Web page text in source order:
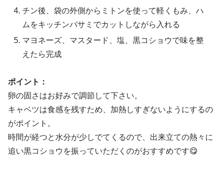
チン後、袋の外側からミトンを使って軽くもみ、ハ
ムをキッチンバサミでカットしながら入れる
マヨネーズ、マスタード、塩、黒コショウで味を整
えたら完成
ポイント：
卵の固さはお好みで調節して下さい。
キャベツは食感を残すため、加熱しすぎないようにするの
がポイント。
時間が経つと水分が少しでてくるので、出来立ての熱々に
追い黒コショウを振っていただくのがおすすめです😋